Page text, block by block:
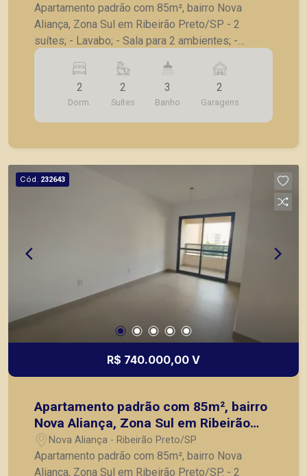
Apartamento padrão com 85m², bairro Nova
Aliança, Zona Sul em Ribeirão Preto/SP - 2
suítes; - Lavabo; - Sala para 2 ambientes; -
Varanda gourmet com churrasqueira; - Cozinha; -
Despensa; - Área de serviço; - 2 vagas de
garagem. A Piramid tem como objetivo atender
seus clientes com agilidade e segurança, em
locação, vendas de imóveis prontos, usados ou
2
Dorm.
2
Suítes
3
Banho
2
Garagens
Cód. 232643
R$ 740.000,00 V
Apartamento padrão com 85m², bairro
Nova Aliança, Zona Sul em Ribeirão
Preto/SP.
Nova Aliança - Ribeirão Preto/SP
Apartamento padrão com 85m², bairro Nova
Aliança, Zona Sul em Ribeirão Preto/SP. - 2